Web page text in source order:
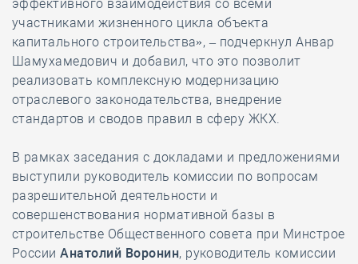
эффективного взаимодействия со всеми
участниками жизненного цикла объекта
капитального строительства», – подчеркнул Анвар
Шамухамедович и добавил, что это позволит
реализовать комплексную модернизацию
отраслевого законодательства, внедрение
стандартов и сводов правил в сферу ЖКХ.
В рамках заседания с докладами и предложениями
выступили руководитель комиссии по вопросам
разрешительной деятельности и
совершенствования нормативной базы в
строительстве Общественного совета при Минстрое
РоссииАнатолий Воронин, руководитель комиссии